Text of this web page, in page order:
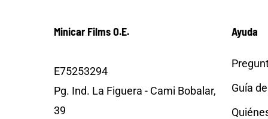
Minicar Films O.E.
E75253294
Pg. Ind. La Figuera - Cami Bobalar,
39
Ayuda
Guía